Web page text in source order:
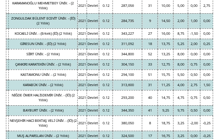
KARAMANOĞLU MEHMETBEY ÜNİV. - (2
Yıllık)
2021 Devlet 0.12 287,056 31 10,00 5,00 0,00 2,75
ZONGULDAK BÜLENT ECEVİT ÜNİV. - (İÖ)
(2 Yıllık)
2021 Devlet 0.12 284,735 9 14,50 2,00 1,00 0,00
KOCAELİ ÜNİV. - (Erkek) (İÖ) (2 Yıllık) 2021 Devlet 0.12 343,227 27 16,00 8,75 -1,50 0,00
GİRESUN ÜNİV. - (İÖ) (2 Yıllık) 2021 Devlet 0.12 311,092 18 13,75 5,25 2,00 0,25
SİİRT ÜNİV. - (2 Yıllık) 2021 Devlet 0.12 344,800 52 13,25 8,00 0,00 0,00
ÇANKIRI KARATEKİN ÜNİV. - (2 Yıllık) 2021 Devlet 0.12 304,150 33 12,75 8,00 0,75 0,00
KASTAMONU ÜNİV. - (2 Yıllık) 2021 Devlet 0.12 294,100 51 15,75 5,50 0,50 0,00
KARABÜK ÜNİV. - (2 Yıllık) 2021 Devlet 0.12 313,600 31 11,25 4,00 2,75 1,50
NİĞDE ÖMER HALİSDEMİR ÜNİV. - (İÖ) (2
Yıllık)
2021 Devlet 0.12 293,200 40 14,75 4,75 0,75 0,50
BAYBURT ÜNİV. - (2 Yıllık) 2021 Devlet 0.12 344,350 41 9,25 9,75 0,50 0,00
NEVŞEHİR HACI BEKTAŞ VELİ ÜNİV. - (İÖ) (2
Yıllık)
2021 Devlet 0.12 380,050 8 18,75 3,25 -2,00 -0,25
MUŞ ALPARSLAN ÜNİV. - (2 Yıllık) 2021 Devlet 0.12 324,500 17 16,75 3,25 0,00 -0,25